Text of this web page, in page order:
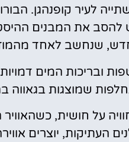
את המבנים
ובריכות המים
שמוצגות בגאווה
על חושית,
העתיקות, יוצרים